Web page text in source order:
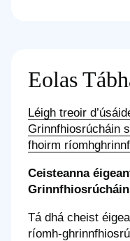
Eolas
Léigh treoir
Grinnfhiosrúcháin
fhoirm
Ceisteanna
Grinnfhiosrúcháin
Tá dhá cheist
ríomh-